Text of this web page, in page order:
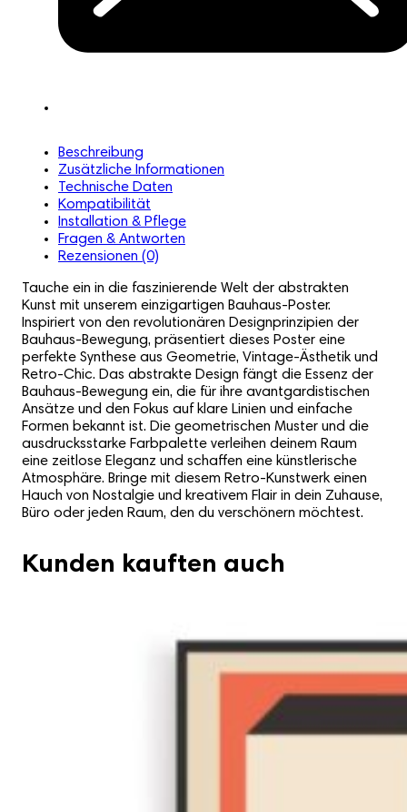
Beschreibung
Zusätzliche Informationen
Technische Daten
Kompatibilität
Installation & Pflege
Fragen & Antworten
Rezensionen (0)
Tauche ein in die faszinierende Welt der abstrakten
Kunst mit unserem einzigartigen Bauhaus-Poster.
Inspiriert von den revolutionären Designprinzipien der
Bauhaus-Bewegung, präsentiert dieses Poster eine
perfekte Synthese aus Geometrie, Vintage-Ästhetik und
Retro-Chic. Das abstrakte Design fängt die Essenz der
Bauhaus-Bewegung ein, die für ihre avantgardistischen
Ansätze und den Fokus auf klare Linien und einfache
Formen bekannt ist. Die geometrischen Muster und die
ausdrucksstarke Farbpalette verleihen deinem Raum
eine zeitlose Eleganz und schaffen eine künstlerische
Atmosphäre. Bringe mit diesem Retro-Kunstwerk einen
Hauch von Nostalgie und kreativem Flair in dein Zuhause,
Büro oder jeden Raum, den du verschönern möchtest.
Kunden kauften auch